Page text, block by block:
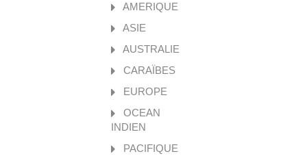
AMERIQUE
ASIE
AUSTRALIE
CARAÏBES
EUROPE
OCEAN
INDIEN
PACIFIQUE